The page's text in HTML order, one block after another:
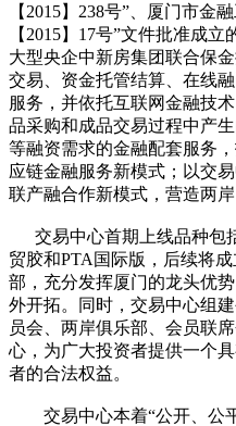
【2015】238号”、厦门市金
【2015】17号”文件批准成
大型央企中新房集团联合保
交易、资金托管结算、在线
服务，并依托互联网金融技
品采购和成品交易过程中产
等融资需求的金融配套服务
应链金融服务新模式；以交
联产融合作新模式，营造两
交易中心首期上线品种包
贸胶和PTA国际版，后续将
部，充分发挥厦门的龙头优
外开拓。同时，交易中心组
员会、两岸俱乐部、会员联
心，为广大投资者提供一个
者的合法权益。
交易中心本着“公开、公